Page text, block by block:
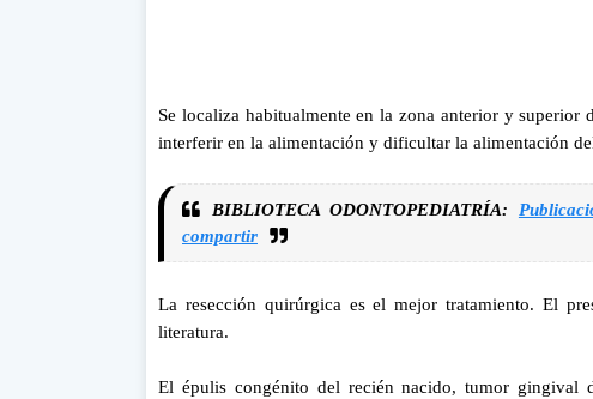
Se localiza habitualmente en la zona anterior y superior
interferir en la alimentación y dificultar la alimentación
BIBLIOTECA ODONTOPEDIATRÍA:
compartir
La resección quirúrgica es el mejor tratamiento. El
literatura.
El épulis congénito del recién nacido, tumor gingival